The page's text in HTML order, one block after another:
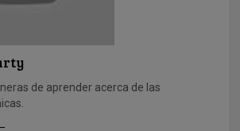
de aprender acerca de las